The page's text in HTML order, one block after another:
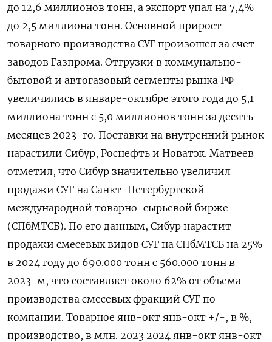
до 12,6 миллионов тонн, а экспорт упал на 7,4%
до 2,5 миллиона тонн. Основной прирост
товарного производства СУГ произошел за счет
заводов Газпрома. Отгрузки в коммунально-
бытовой и автогазовый сегменты рынка РФ
увеличились в январе-октябре этого года до 5,1
миллиона тонн с 5,0 миллионов тонн за десять
месяцев 2023-го. Поставки на внутренний рынок
нарастили Сибур, Роснефть и Новатэк. Матвеев
отметил, что Сибур значительно увеличил
продажи СУГ на Санкт-Петербургской
международной товарно-сырьевой бирже
(СПбМТСБ). По его данным, Сибур нарастит
продажи смесевых видов СУГ на СПбМТСБ на 25%
в 2024 году до 690.000 тонн с 560.000 тонн в
2023-м, что составляет около 62% от объема
производства смесевых фракций СУГ по
компании. Товарное янв-окт янв-окт +/-, в %,
производство, в млн. 2023 2024 янв-окт янв-окт